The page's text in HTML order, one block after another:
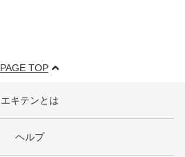
PAGE TOP
エキテンとは
ヘルプ